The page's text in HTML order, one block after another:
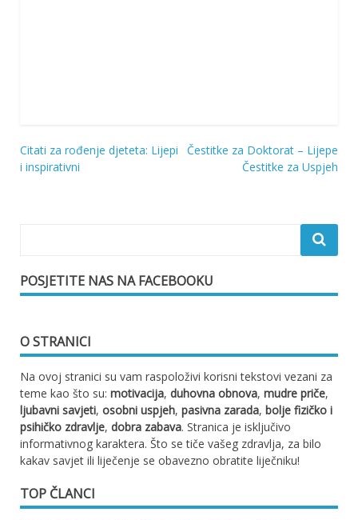
Navigacija
Citati za rođenje djeteta: Lijepi
i inspirativni
Čestitke za Doktorat – Lijepe
Čestitke za Uspjeh
POSJETITE NAS NA FACEBOOKU
O STRANICI
Na ovoj stranici su vam raspoloživi korisni tekstovi vezani za
teme kao što su: motivacija, duhovna obnova, mudre priče,
ljubavni savjeti, osobni uspjeh, pasivna zarada, bolje fizičko i
psihičko zdravlje, dobra zabava. Stranica je isključivo
informativnog karaktera. Što se tiče vašeg zdravlja, za bilo
kakav savjet ili liječenje se obavezno obratite liječniku!
TOP ČLANCI